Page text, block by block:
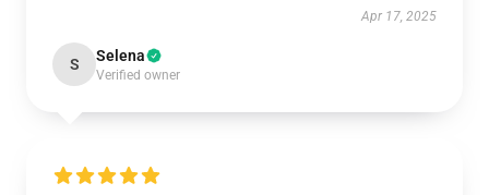
Apr 17, 2025
S Selena
Verified owner